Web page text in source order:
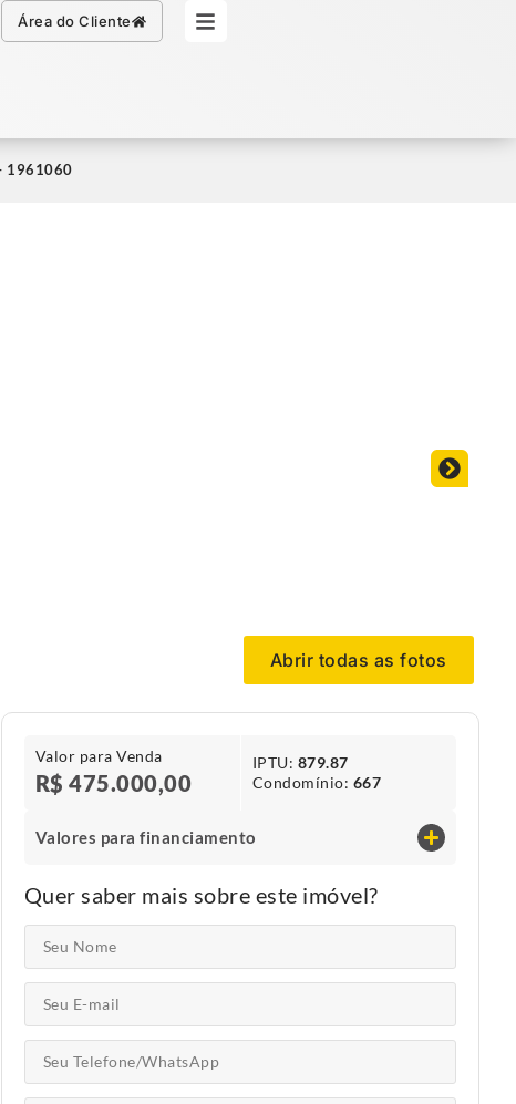
Área do Cliente Simule seu Crédito
1961060
Abrir todas as fotos
Valor para Venda
R$ 475.000,00
IPTU​: 879.87
Condomínio​: 667
Valores para financiamento
Quer saber mais sobre este imóvel?